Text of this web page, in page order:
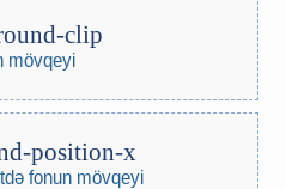
clip
mövqeyi
position-x
fonun mövqeyi